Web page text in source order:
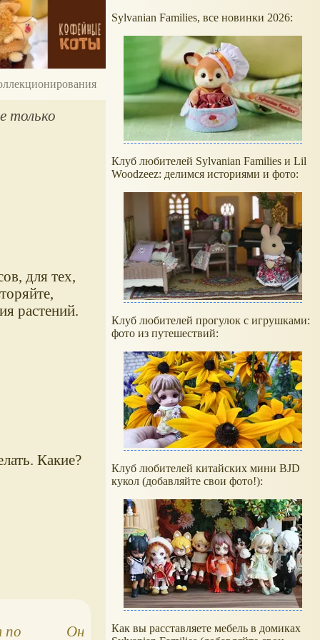
только
для тех,
растений.
Какие?
по
Онлайн-тест по
Онлайн-тест
Sylvanian Families, все новинки 2026:
Клуб любителей Sylvanian Families и Lil
Woodzeez: делимся историями и фото:
Клуб любителей прогулок с игрушками:
фото из путешествий:
Клуб любителей китайских мини BJD
кукол (добавляйте свои фото!):
Как вы расставляете мебель в домиках